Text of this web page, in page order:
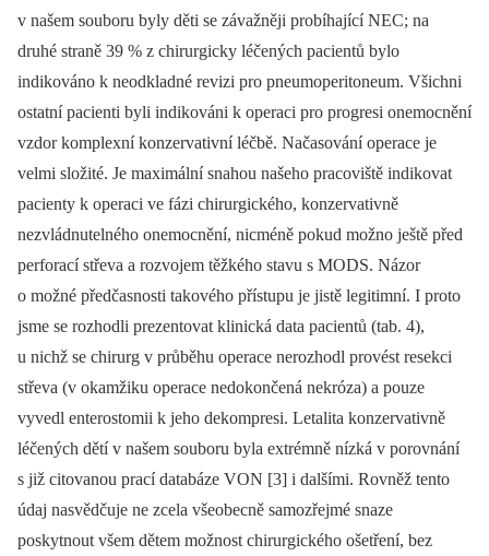
v našem souboru byly děti se závažněji probíhající NEC; na
druhé straně 39 % z chirurgicky léčených pacientů bylo
indikováno k neodkladné revizi pro pneumoperitoneum. Všichni
ostatní pacienti byli indikováni k operaci pro progresi onemocnění
vzdor komplexní konzervativní léčbě. Načasování operace je
velmi složité. Je maximální snahou našeho pracoviště indikovat
pacienty k operaci ve fázi chirurgického, konzervativně
nezvládnutelného onemocnění, nicméně pokud možno ještě před
perforací střeva a rozvojem těžkého stavu s MODS. Názor
o možné předčasnosti takového přístupu je jistě legitimní. I proto
jsme se rozhodli prezentovat klinická data pacientů (tab. 4),
u nichž se chirurg v průběhu operace nerozhodl provést resekci
střeva (v okamžiku operace nedokončená nekróza) a pouze
vyvedl enterostomii k jeho dekompresi. Letalita konzervativně
léčených dětí v našem souboru byla extrémně nízká v porovnání
s již citovanou prací databáze VON [3] i dalšími. Rovněž tento
údaj nasvědčuje ne zcela všeobecně samozřejmé snaze
poskytnout všem dětem možnost chirurgického ošetření, bez